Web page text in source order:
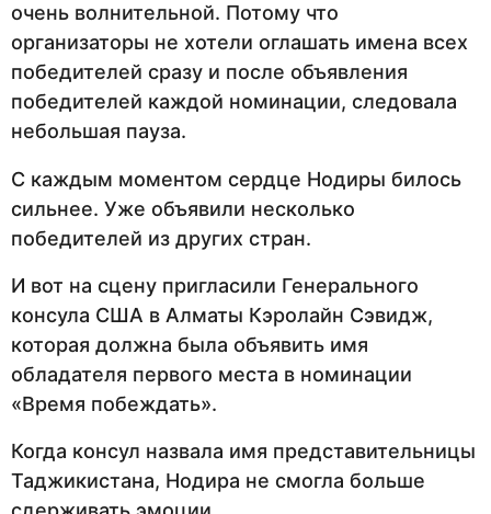
очень волнительной. Потому что
организаторы не хотели оглашать имена всех
победителей сразу и после объявления
победителей каждой номинации, следовала
небольшая пауза.
С каждым моментом сердце Нодиры билось
сильнее. Уже объявили несколько
победителей из других стран.
И вот на сцену пригласили Генерального
консула США в Алматы Кэролайн Сэвидж,
которая должна была объявить имя
обладателя первого места в номинации
«Время побеждать».
Когда консул назвала имя представительницы
Таджикистана, Нодира не смогла больше